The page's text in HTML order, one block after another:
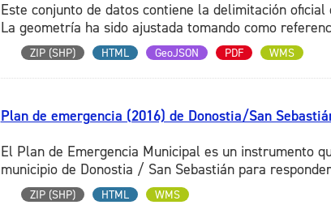
Este conjunto de datos contiene la delimitación
La geometría ha sido ajustada tomando como
ZIP (SHP) HTML GeoJSON PDF WMS
Plan de emergencia (2016) de Donostia/San
El Plan de Emergencia Municipal es un instrumento
municipio de Donostia / San Sebastián para
ZIP (SHP) HTML WMS